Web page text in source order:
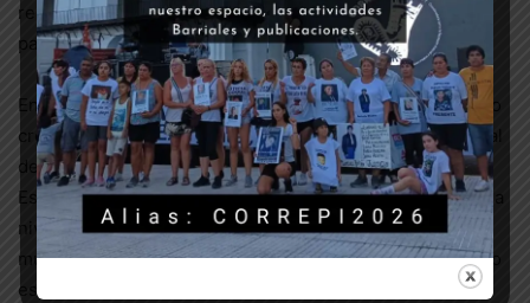
relacionaban con situaciones de violencia machista y
patriarcal.
En el caso de los femicidios de uniforme, el índice ha sido
creciente, hasta llegar hoy a 389 femicidios sobre un total
de 671 víctimas mujeres.
Estimamos, tomando como base los registros existentes a
nivel nacional que, a fines de 2020, una de cada cinco
mujeres asesinada en un contexto de violencia de género
es a la vez víctima de la violencia estatal, encarnada